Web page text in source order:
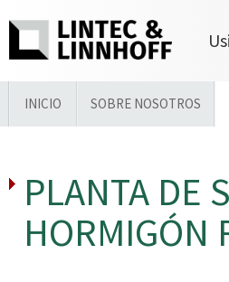
INICIO SOBRE NOSOTROS
PLANTA DE
HORMIGÓN